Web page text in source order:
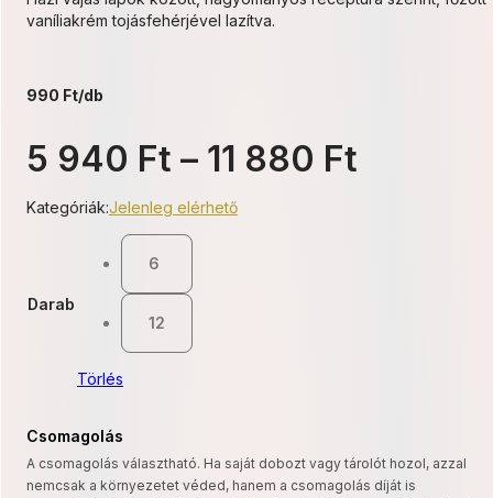
vaníliakrém tojásfehérjével lazítva.
990 Ft/db
5 940 Ft – 11 880 Ft
Kategóriák:Jelenleg elérhető
Darab
6
12
Törlés
Csomagolás
A csomagolás választható. Ha saját dobozt vagy tárolót hozol, azzal
nemcsak a környezetet véded, hanem a csomagolás díját is